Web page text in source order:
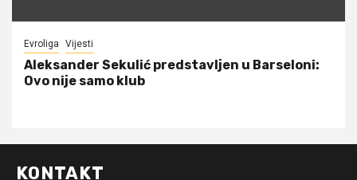
Evroliga Vijesti
Aleksander Sekulić predstavljen u Barseloni:
Ovo nije samo klub
KONTAKT